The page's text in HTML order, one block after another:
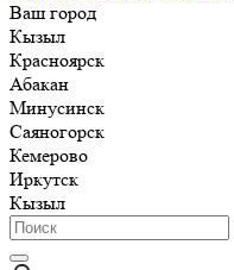
Ваш город
Кызыл
Красноярск
Абакан
Минусинск
Саяногорск
Кемерово
Иркутск
Кызыл